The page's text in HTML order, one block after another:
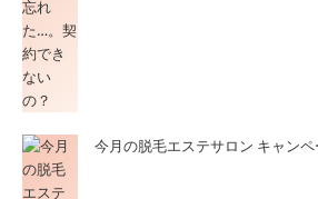
今月の脱毛エステサロン キャンペ